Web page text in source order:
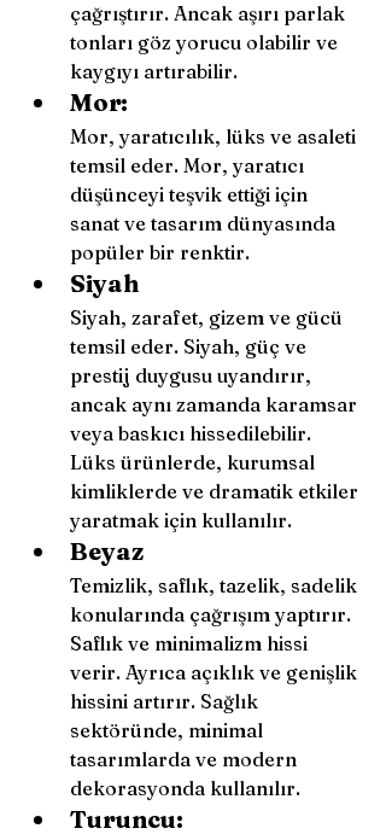
çağrıştırır. Ancak aşırı parlak
tonları göz yorucu olabilir ve
kaygıyı artırabilir.
Mor:
Mor, yaratıcılık, lüks ve asaleti
temsil eder. Mor, yaratıcı
düşünceyi teşvik ettiği için
sanat ve tasarım dünyasında
popüler bir renktir.
Siyah
Siyah, zarafet, gizem ve gücü
temsil eder. Siyah, güç ve
prestij duygusu uyandırır,
ancak aynı zamanda karamsar
veya baskıcı hissedilebilir.
Lüks ürünlerde, kurumsal
kimliklerde ve dramatik etkiler
yaratmak için kullanılır.
Beyaz
Temizlik, saflık, tazelik, sadelik
konularında çağrışım yaptırır.
Saflık ve minimalizm hissi
verir. Ayrıca açıklık ve genişlik
hissini artırır. Sağlık
sektöründe, minimal
tasarımlarda ve modern
dekorasyonda kullanılır.
Turuncu: